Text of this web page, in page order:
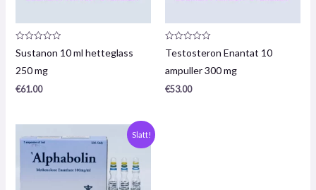
Produktanmeldelse:
0
5
Sustanon 10 ml hetteglass
250 mg
€61.00
Produktanmeldelse:
0
5
Testosteron Enantat 10
ampuller 300 mg
€53.00
Slatt!
pris
var:
€74,00.
pris
€63,00.